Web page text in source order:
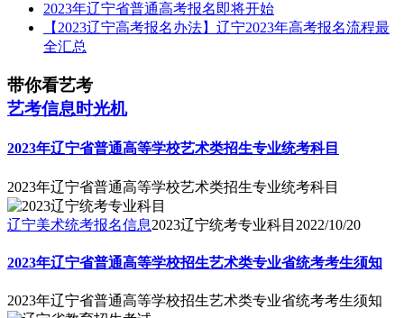
2023年辽宁省普通高考报名即将开始
【2023辽宁高考报名办法】辽宁2023年高考报名流程最
全汇总
带你看艺考
艺考信息时光机
2023年辽宁省普通高等学校艺术类招生专业统考科目
2023年辽宁省普通高等学校艺术类招生专业统考科目
辽宁美术统考报名信息2023辽宁统考专业科目 2022/10/20
2023年辽宁省普通高等学校招生艺术类专业省统考考生须知
2023年辽宁省普通高等学校招生艺术类专业省统考考生须知